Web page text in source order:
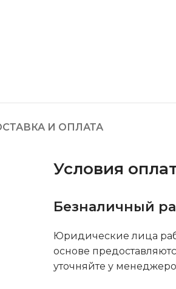
И ОПЛАТА
Условия
Безналичный
Юридические лица
основе
уточняйте у